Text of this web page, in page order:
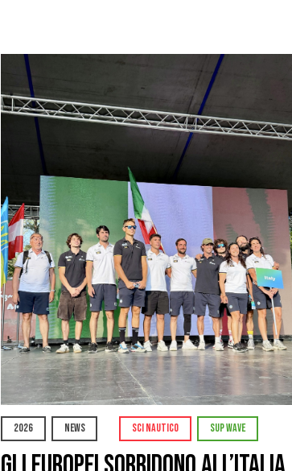
2026 NEWS SCI NAUTICO SUP WAVE